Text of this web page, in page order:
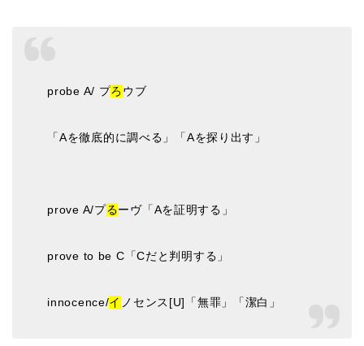
probe A/ プろ ウブ
「Aを徹底的に調べる」「Aを探り出す」
prove A/プるーヴ「Aを証明する」
prove to be C「Cだと判明する」
innocence/イ ノセンス[U]「無罪」「潔白」